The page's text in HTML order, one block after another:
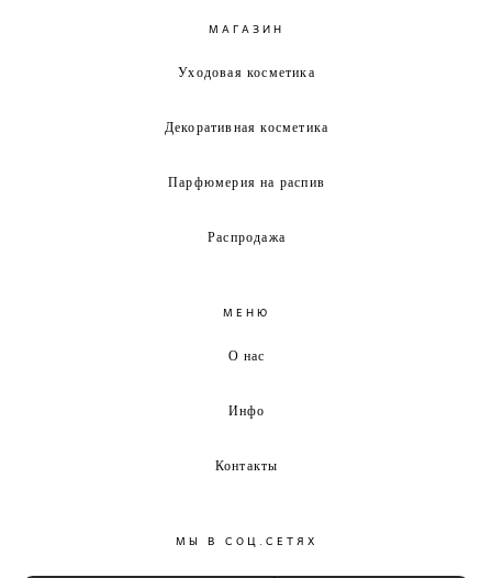
МАГАЗИН
Уходовая косметика
Декоративная косметика
Парфюмерия на распив
Распродажа
МЕНЮ
О нас
Инфо
Контакты
МЫ В СОЦ.СЕТЯХ